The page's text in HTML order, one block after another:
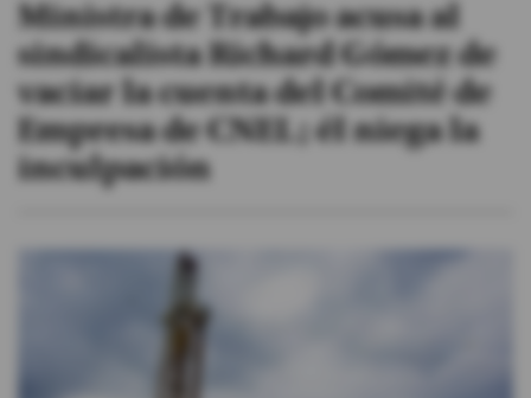
Ministra de Trabajo acusa al
sindicalista Richard Gómez de
vaciar la cuenta del Comité de
Empresa de CNEL; él niega la
inculpación